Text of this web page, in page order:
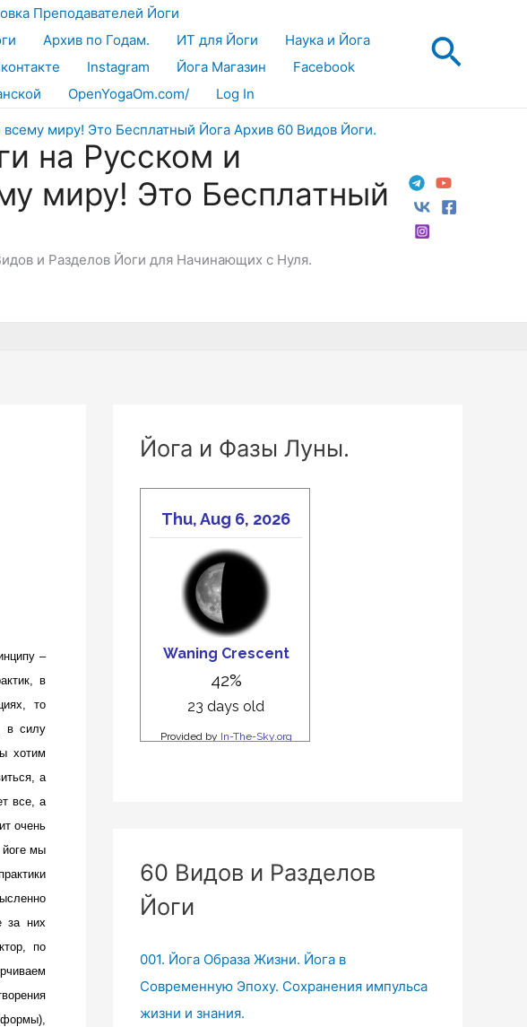
Преподавателей Йоги
Архив по Годам. ИТ для Йоги
Наука и Йога
Instagram Йога Магазин
Facebook
OpenYogaOm.com/ Log In
на Русском и
миру! Это Бесплатный
и Разделов Йоги для Начинающих с Нуля.
–
в
то
в силу
хотим
а
все, а
очень
йоге мы
за них
по
Йога и Фазы Луны.
60 Видов и Разделов
Йоги
001. Йога Образа Жизни. Йога в
Современную Эпоху. Сохранения импульса
жизни и знания.